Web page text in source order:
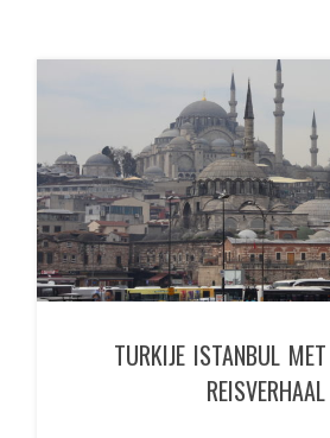
TURKIJE ISTANBUL
REISVERHAAL